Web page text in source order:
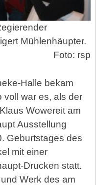
Mühlenhäupter.
Foto: rsp
Halle bekam
voll war es, als der
Wowereit am
Ausstellung
Geburtstages des
mit einer
Drucken statt.
Werk des am